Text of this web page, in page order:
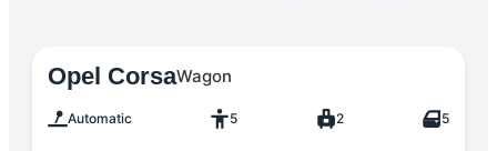
Opel CorsaWagon
Automatic 5 2 5